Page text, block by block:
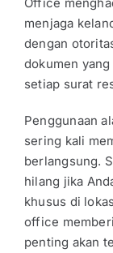
menjaga
dengan
dokumen
setiap surat
Penggunaan
sering kali
berlangsung.
hilang jika
khusus di
office
penting akan